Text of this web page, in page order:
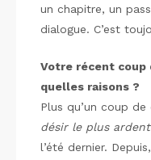
un chapitre, un
dialogue. C’est
Votre récent
quelles raisons ?
Plus qu’un coup
désir le plus ardent
l’été dernier.